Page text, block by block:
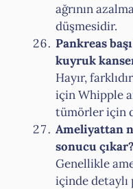
ağrının
düşmesidir.
Pankreas
kuyruk
Hayır,
için Whipple
tümörler için
Ameliyattan
sonucu çıkar?
Genellikle
içinde detaylı